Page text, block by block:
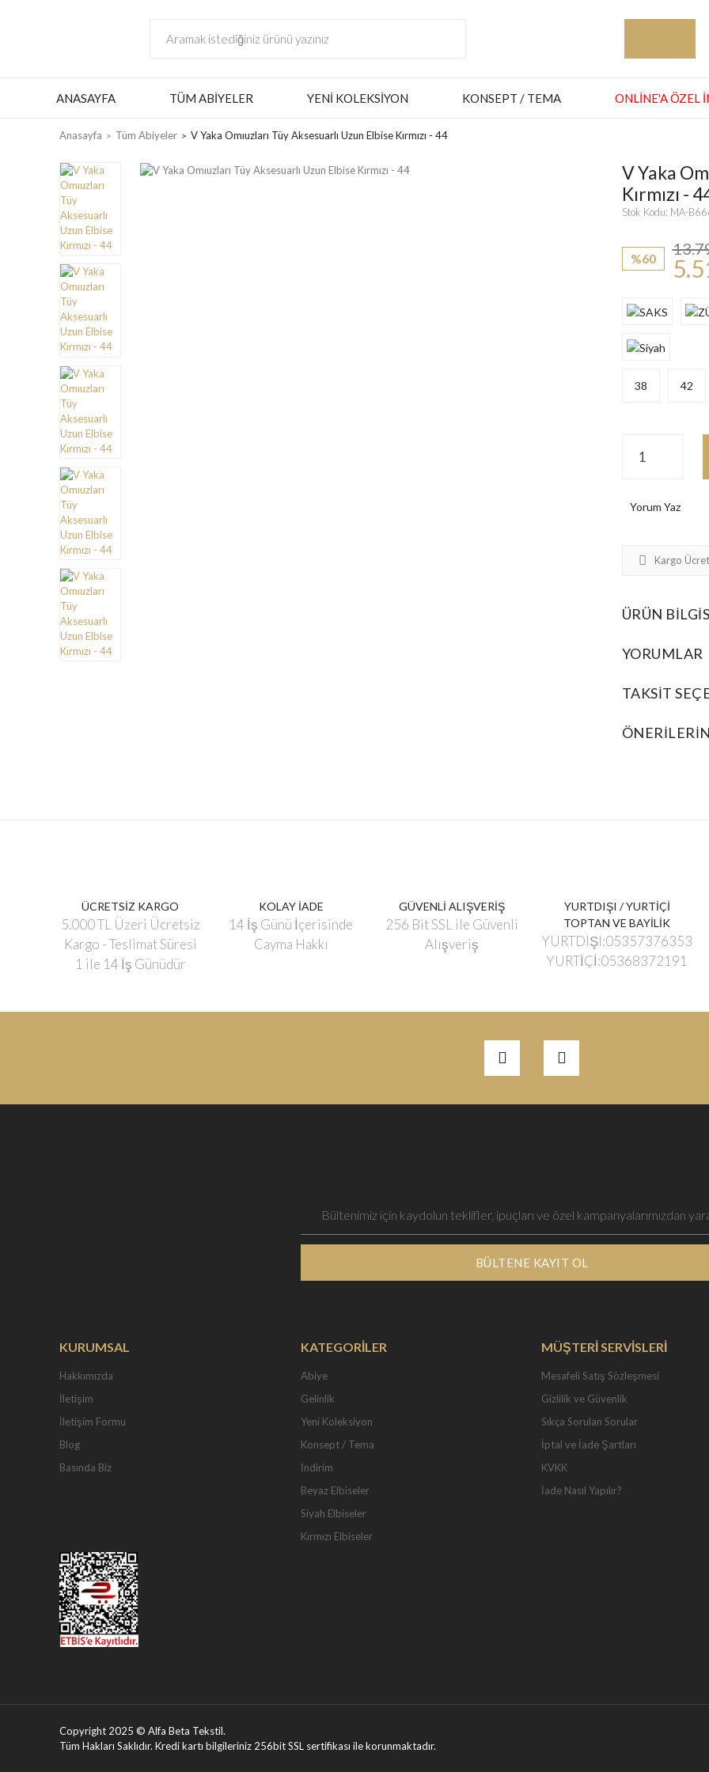
ANASAYFA TÜM ABIYELER YENI KOLEKSIYON KONSEPT / TEMA ONLINE'A ÖZEL
Anasayfa Tüm Abiyeler V Yaka Omıuzları Tüy Aksesuarlı Uzun Elbise Kırmızı - 44
V Yaka
Kırmızı -
Stok Kodu: MA-
%60
38 42
Yorum Yaz
Kargo
ÜRÜN
YORUMLAR
TAKSIT
ÜCRETSİZ KARGO
5.000 TL Üzeri Ücretsiz
Kargo - Teslimat Süresi
1 ile 14 İş Günüdür
KOLAY İADE
14 İş Günü İçerisinde
Cayma Hakkı
GÜVENLİ ALIŞVERİŞ
256 Bit SSL ile Güvenli
Alışveriş
YURTDIŞI / YURTİÇİ
TOPTAN VE BAYİLİK
YURTDIŞI:05357376353
YURTİÇİ:05368372191
BÜLTENE KAYIT OL
KURUMSAL
Hakkımızda
İletişim
İletişim Formu
Blog
Basında Biz
KATEGORİLER
Abiye
Gelinlik
Yeni Koleksiyon
Konsept / Tema
İndirim
Beyaz Elbiseler
Siyah Elbiseler
Kırmızı Elbiseler
MÜŞTERİ SERVİSLERİ
Mesafeli Satış Sözleşmesi
Gizlilik ve Güvenlik
Sıkça Sorulan Sorular
İptal ve İade Şartları
KVKK
İade Nasıl Yapılır?
Copyright 2025 © Alfa Beta Tekstil.
Tüm Hakları Saklıdır. Kredi kartı bilgileriniz 256bit SSL sertifikası ile korunmaktadır.